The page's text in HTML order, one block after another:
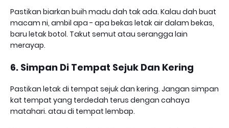
Pastikan biarkan buih madu dah tak ada. Kalau dah buat
macam ni, ambil apa - apa bekas letak air dalam bekas,
baru letak botol. Takut semut atau serangga lain
merayap.
6. Simpan Di Tempat Sejuk Dan Kering
Pastikan letak di tempat sejuk dan kering. Jangan simpan
kat tempat yang terdedah terus dengan cahaya
matahari. atau di tempat lembap.